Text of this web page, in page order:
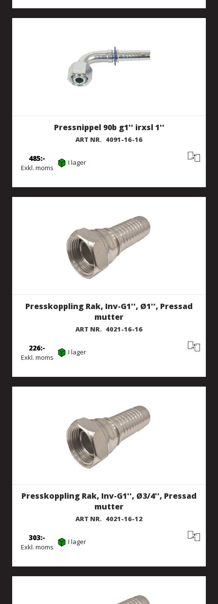
Pressnippel 90b g1'' irxsl 1''
ART NR. 4091-16-16
Exkl. moms
485 I lager
Presskoppling Rak, Inv-G1'', Ø1'', Pressad
mutter
ART NR. 4021-16-16
Exkl. moms
226 I lager
Presskoppling Rak, Inv-G1'', Ø3/4'', Pressad
mutter
ART NR. 4021-16-12
Exkl. moms
303 I lager